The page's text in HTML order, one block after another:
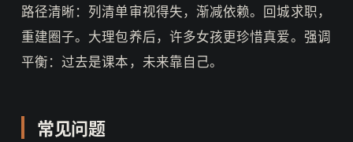
路径清晰：列清单审视得失，渐减依赖。回城求职，
重建圈子。大理包养后，许多女孩更珍惜真爱。强调
平衡：过去是课本，未来靠自己。
常见问题